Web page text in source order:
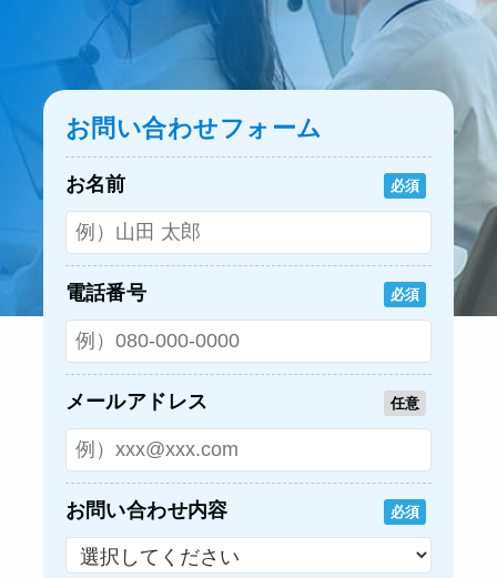
お問い合わせフォーム
お名前 必須
電話番号 必須
メールアドレス 任意
お問い合わせ内容 必須